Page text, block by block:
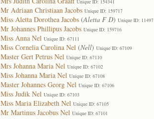
Unique ID: 154341
Mr Adriaan Christiaan Jacobs Unique ID: 159717
Miss Aletta Dorothea Jacobs (Aletta F D) Unique ID: 11497
Mr Johannes Phillipus Jacobs Unique ID: 159716
Miss Anna Nel Unique ID: 67111
Miss Cornelia Carolina Nel (Nell) Unique ID: 67109
Master Gert Petrus Nel Unique ID: 67110
Mrs Johanna Maria Nel Unique ID: 67102
Miss Johanna Maria Nel Unique ID: 67108
Master Johannes Georg Nel Unique ID: 67106
Miss Judik Nel Unique ID: 67103
Miss Maria Elizabeth Nel Unique ID: 67105
Mr Martinus Jacobus Nel Unique ID: 67101